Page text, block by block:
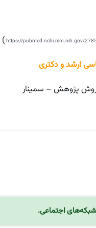
https://pubmed.ncbi.nlm.nih.gov/
)
ارشد و دکتری
پژوهش – سمینار
اجتماعی.